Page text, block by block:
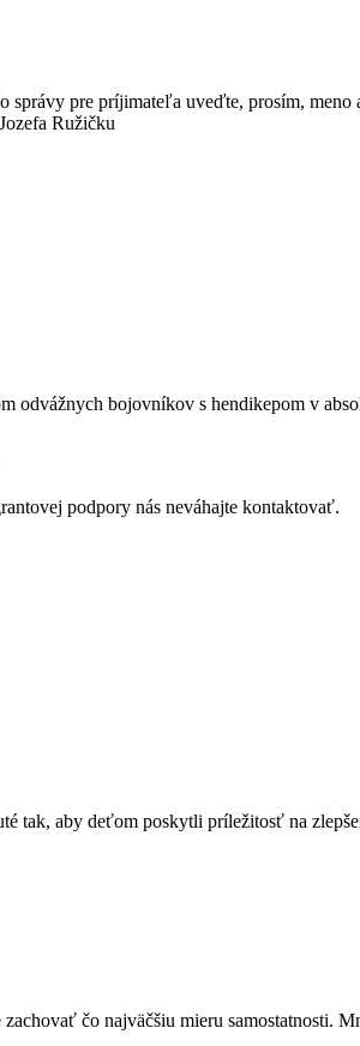
správy pre príjimateľa uveďte, prosím,
Ružičku
odvážnych bojovníkov s hendikepom v
podpory nás neváhajte kontaktovať.
tak, aby deťom poskytli príležitosť na
čo najväčšiu mieru samostatnosti.